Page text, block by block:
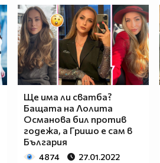
Ще има ли сватба?
Бащата на Лолита
Османова бил против
годежа, а Гришо е сам в
България
4874 27.01.2022